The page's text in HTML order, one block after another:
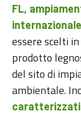
FL,
internazionale
essere scelti
prodotto
del sito di
ambientale.
caratterizzati